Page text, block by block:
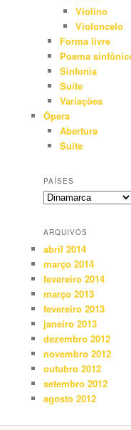
Violino
Violoncelo
Forma livre
Poema
Sinfonia
Suíte
Variações
Ópera
Abertura
Suíte
PAÍSES
ARQUIVOS
abril 2014
março 2014
fevereiro 2014
março 2013
fevereiro 2013
janeiro 2013
dezembro 2012
novembro 2012
outubro 2012
setembro 2012
agosto 2012